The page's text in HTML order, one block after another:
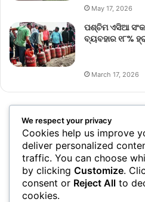
May 17, 2026
ପଶ୍ଚିମ ଏସିଆ
ବ୍ୟବହାର ୧୮%
March 17, 2026
We respect your privacy
Cookies help us improve
deliver personalized
traffic. You can choose
by clicking Customize.
consent or Reject All to
cookies.